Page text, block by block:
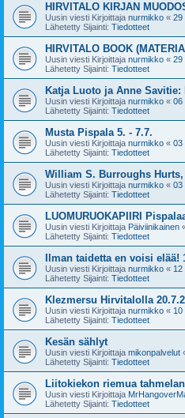
HIRVITALO KIRJAN
Uusin viesti Kirjoittaja nurmikko « 29
Lähetetty Sijainti: Tiedotteet
HIRVITALO BOOK
Uusin viesti Kirjoittaja nurmikko « 29
Lähetetty Sijainti: Tiedotteet
Katja Luoto ja Anne Savitie:
Uusin viesti Kirjoittaja nurmikko « 06
Lähetetty Sijainti: Tiedotteet
Musta Pispala 5. - 7.7.
Uusin viesti Kirjoittaja nurmikko « 03
Lähetetty Sijainti: Tiedotteet
William S. Burroughs
Uusin viesti Kirjoittaja nurmikko « 03
Lähetetty Sijainti: Tiedotteet
LUOMURUOKAPIIRI
Uusin viesti Kirjoittaja Päiviinikainen
Lähetetty Sijainti: Tiedotteet
Ilman taidetta en voisi elää!
Uusin viesti Kirjoittaja nurmikko « 12
Lähetetty Sijainti: Tiedotteet
Klezmersu Hirvitalolla
Uusin viesti Kirjoittaja nurmikko « 10
Lähetetty Sijainti: Tiedotteet
Kesän sählyt
Uusin viesti Kirjoittaja mikonpalvelut
Lähetetty Sijainti: Tiedotteet
Liitokiekon riemua
Uusin viesti Kirjoittaja
Lähetetty Sijainti: Tiedotteet